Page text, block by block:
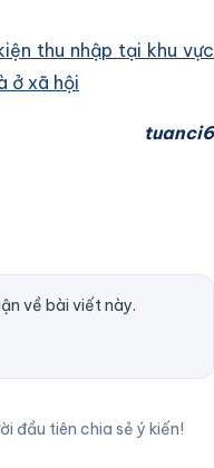
thu nhập tại khu vực
ở xã hội
tuanci6
về bài viết này.
đầu tiên chia sẻ ý kiến!